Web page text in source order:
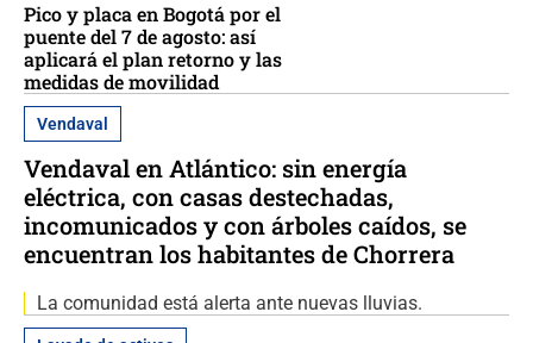
Pico y placa en Bogotá por el
puente del 7 de agosto: así
aplicará el plan retorno y las
medidas de movilidad
Vendaval
Vendaval en Atlántico: sin energía
eléctrica, con casas destechadas,
incomunicados y con árboles caídos, se
encuentran los habitantes de Chorrera
La comunidad está alerta ante nuevas lluvias.